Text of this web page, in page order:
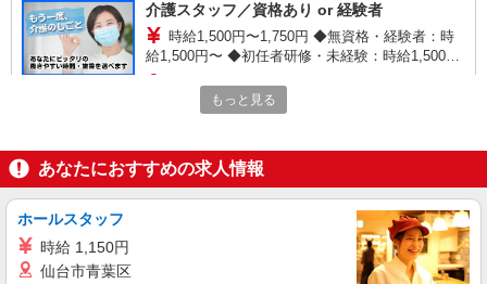
介護スタッフ／資格あり or 経験者
時給1,500円〜1,750円 ◆無資格・経験者：時
給1,500円〜 ◆初任者研修・未経験：時給1,500
円〜 ◆初任者研修・経験者：時給1,600円〜 ◆介
護福祉士：時給1,750円〜 ※経験者は3ヶ月以上 ※
給与幅は経験・能力による ★週払いOK（規定あ
愛知県名古屋市北区 【最寄駅】上飯田駅 ★勤
務地は3000ヶ所以上★ 自宅から通いやすいエリア
キープ 詳細を見る
派遣社員
（株）ウィルオブ・ワークCW 名古屋支店/ms230101
時給1600円 ◆前払い・日払い・週払いOK
もっと見る
あなたにおすすめの求人情報
ホールスタッフ
時給 1,150円
仙台市青葉区